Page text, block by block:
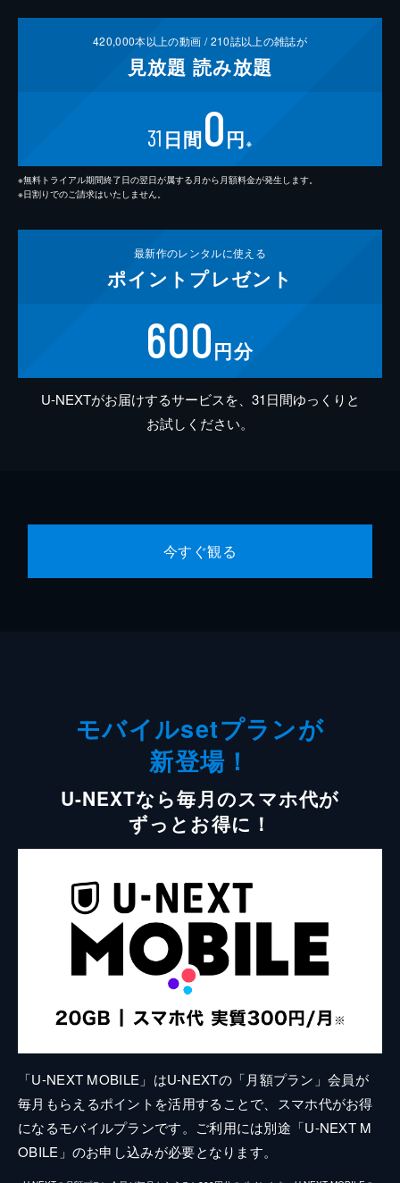
420,000本以上の動画 /210誌以上の雑誌が
見放題 読み放題
31 日間0円 ※
※無料トライアル期間終了日の翌日が属する月から月額料金が発生します。
※日割りでのご請求はいたしません。
最新作のレンタルに使える
ポイント プレゼント
600円分
U-NEXTがお届けするサービスを、31日間ゆっくりと
お試しください。
今すぐ観る
モバイルsetプランが
新登場！
U-NEXTなら毎月のスマホ代が
ずっとお得に！
「U-NEXT MOBILE」はU-NEXTの「月額プラン」会員が
毎月もらえるポイントを活用することで、スマホ代がお得
になるモバイルプランです。ご利用には別途「U-NEXT M
OBILE」のお申し込みが必要となります。